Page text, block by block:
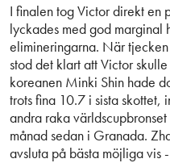
I finalen tog Victor direkt en
lyckades med god marginal
elimineringarna. När
stod det klart att Victor
koreanen Minki Shin hade
trots fina 10.7 i sista skottet,
andra raka
månad sedan i Granada.
avsluta på bästa möjliga vis